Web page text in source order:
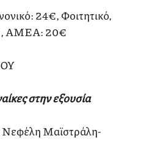
24€, Φοιτητικό,
ΑΜΕΑ: 20€
στην εξουσία
Μαϊστράλη-